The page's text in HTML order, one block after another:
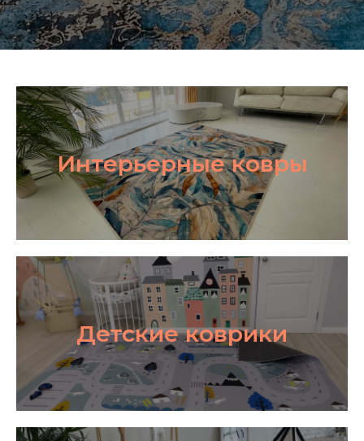
Интерьерные ковры
Детские коврики